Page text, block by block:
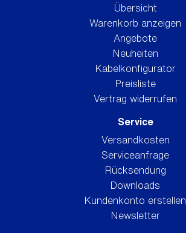
Übersicht
Warenkorb anzeigen
Angebote
Neuheiten
Kabelkonfigurator
Preisliste
Vertrag widerrufen
Service
Versandkosten
Serviceanfrage
Rücksendung
Downloads
Kundenkonto erstellen
Newsletter